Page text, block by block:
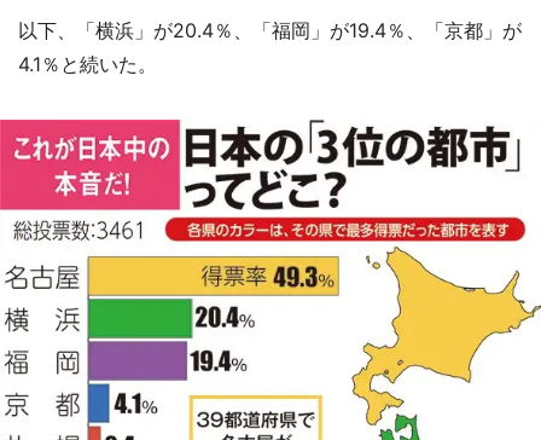
以下、「横浜」が20.4％、「福岡」が19.4％、「京都」が
4.1％と続いた。